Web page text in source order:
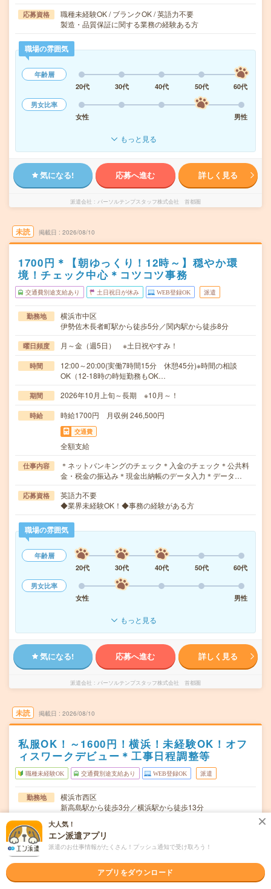
応募資格
職種未経験OK / ブランクOK / 英語力不要
製造・品質保証に関する業務の経験ある方
職場の雰囲気
年齢層
20代
30代 40代 50代
60代
男女比率
女性
男性
もっと見る
気になる! 応募へ進む 詳しく見る
派遣会社 パーソルテンプスタッフ株式会社 首都圏
未読 掲載日 2026/08/10
1700円＊【朝ゆっくり！12時～】穏やか環
境！チェック中心＊コツコツ事務
交通費別途支給あり 土日祝日が休み WEB登録OK 派遣
勤務地
横浜市中区
伊勢佐木長者町駅から徒歩5分／関内駅から徒歩8分
曜日頻度 月～金（週5日） ※土日祝やすみ！
時間
12:00～20:00(実働7時間15分 休憩45分)※時間の相談
OK（12-18時の時短勤務もOK…
期間 2026年10月上旬～長期 ※10月～！
時給 時給1700円 月収例 246,500円
交通費
全額支給
仕事内容
＊ネットバンキングのチェック＊入金のチェック＊公共料
金・税金の振込み＊現金出納帳のデータ入力＊データ…
応募資格
英語力不要
◆業界未経験OK！◆事務の経験がある方
職場の雰囲気
年齢層
20代
30代 40代 50代
60代
男女比率
女性
男性
もっと見る
気になる! 応募へ進む 詳しく見る
派遣会社 パーソルテンプスタッフ株式会社 首都圏
未読 掲載日 2026/08/10
私服OK！～1600円！横浜！未経験OK！オフ
ィスワークデビュー＊工事日程調整等
職種未経験OK 交通費別途支給あり WEB登録OK 派遣
勤務地
横浜市西区
新高島駅から徒歩3分／横浜駅から徒歩13分
曜日頻度
月～金・土・日・祝(週5日) ※シフト制 ※週4-5日勤務
（土もしくは日曜日のいずれかは出勤いただける方を募集
♪）
09:45～19:00(実働8時間 休憩1時間15分)
大人気！
エン派遣アプリ
派遣のお仕事情報がたくさん！プッシュ通知で受け取ろう！
アプリをダウンロード